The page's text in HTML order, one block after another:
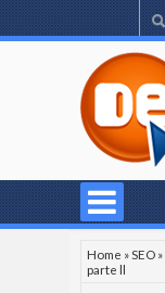
Home »SEO »
parte ll